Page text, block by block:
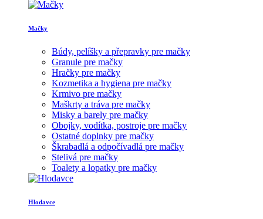
Mačky
Búdy, pelíšky a přepravky pre mačky
Granule pre mačky
Hračky pre mačky
Kozmetika a hygiena pre mačky
Krmivo pre mačky
Maškrty a tráva pre mačky
Misky a barely pre mačky
Obojky, vodítka, postroje pre mačky
Ostatné doplnky pre mačky
Škrabadlá a odpočívadlá pre mačky
Stelivá pre mačky
Toalety a lopatky pre mačky
Hlodavce